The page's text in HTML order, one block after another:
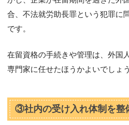
合、不法就労助長罪という犯罪に
です。
在留資格の手続きや管理は、外国
専門家に任せたほうかよいでしょう
③社内の受け入れ体制を整